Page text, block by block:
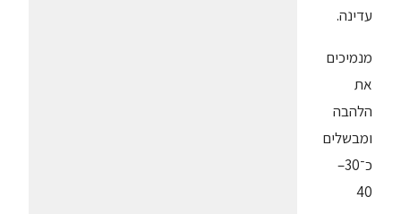
עדינה.
מנמיכים
את
הלהבה
ומבשלים
כ־30–
40